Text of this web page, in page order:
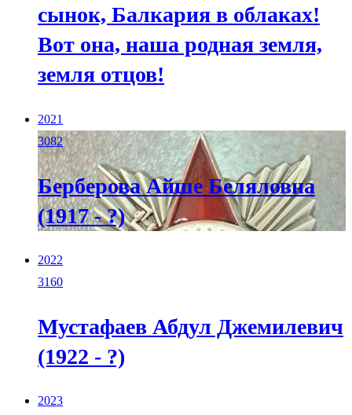
сынок, Балкария в облаках!
Вот она, наша родная земля,
земля отцов!
2021
3082
Берберова Айше Беляловна
(1917 - ?)
2022
3160
Мустафаев Абдул Джемилевич
(1922 - ?)
2023